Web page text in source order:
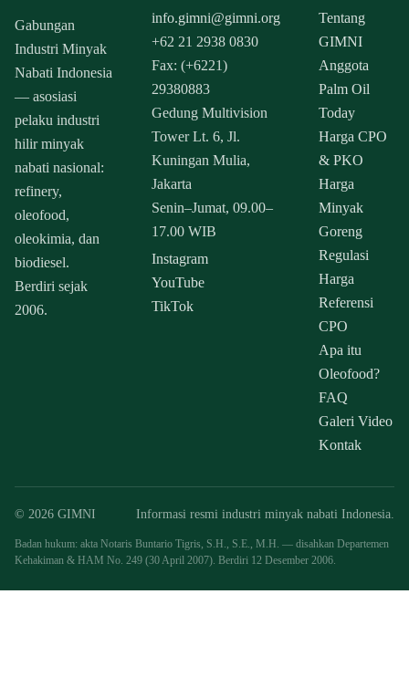
Gabungan
Industri Minyak
Nabati Indonesia
— asosiasi
pelaku industri
hilir minyak
nabati nasional:
refinery,
oleofood,
oleokimia, dan
biodiesel.
Berdiri sejak
2006.
info.gimni@gimni.org
+62 21 2938 0830
Fax: (+6221)
29380883
Gedung Multivision
Tower Lt. 6, Jl.
Kuningan Mulia,
Jakarta
Senin–Jumat, 09.00–
17.00 WIB
Instagram
YouTube
TikTok
Tentang
GIMNI
Anggota
Palm Oil
Today
Harga CPO
& PKO
Harga
Minyak
Goreng
Regulasi
Harga
Referensi
CPO
Apa itu
Oleofood?
FAQ
Galeri Video
Kontak
© 2026 GIMNI Informasi resmi industri minyak nabati Indonesia.
Badan hukum: akta Notaris Buntario Tigris, S.H., S.E., M.H. — disahkan Departemen
Kehakiman & HAM No. 249 (30 April 2007). Berdiri 12 Desember 2006.